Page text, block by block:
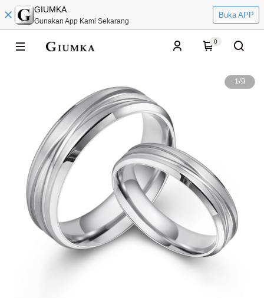
GIUMKA
Gunakan App Kami Sekarang
Buka APP
0
1/9